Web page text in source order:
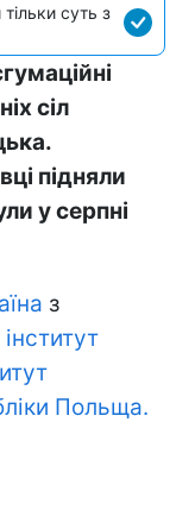
суть з
сіл
підняли
у серпні
з
Польща.